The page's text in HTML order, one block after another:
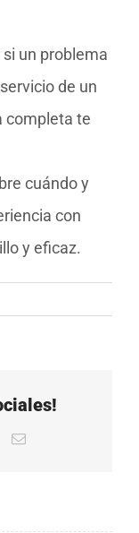
un problema
de un
completa te
cuándo y
con
y eficaz.
PinterestCorreo